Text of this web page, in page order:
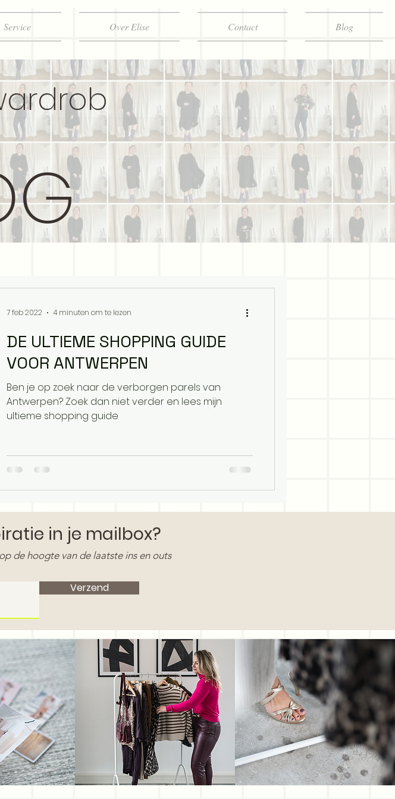
Service Over Elise Contact Blog
DE ULTIEME SHOPPING GUIDE
VOOR ANTWERPEN
Ben je op zoek naar de verborgen parels van
Antwerpen? Zoek dan niet verder en lees mijn
ultieme shopping guide
7 feb 2022 4 minuten om te lezen
in je mailbox?
de hoogte van de laatste ins en outs
Verzend